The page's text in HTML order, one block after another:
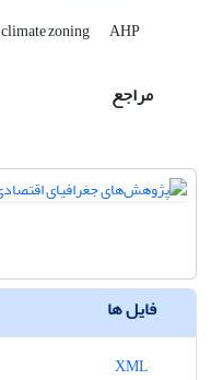
climate zoning AHP
مراجع
فایل ها